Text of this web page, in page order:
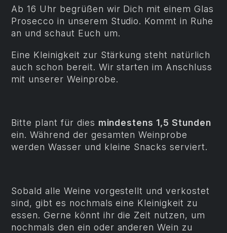
Ab 16 Uhr begrüßen wir Dich mit einem Glas
Prosecco in unserem Studio. Kommt in Ruhe
an und schaut Euch um.
Eine Kleinigkeit zur Stärkung steht natürlich
auch schon bereit. Wir starten im Anschluss
mit unserer Weinprobe.
Bitte plant für dies mindestens 1,5 Stunden
ein. Während der gesamten Weinprobe
werden Wasser und kleine Snacks serviert.
Sobald alle Weine vorgestellt und verkostet
sind, gibt es nochmals eine Kleinigkeit zu
essen. Gerne könnt ihr die Zeit nutzen, um
nochmals den ein oder anderen Wein zu